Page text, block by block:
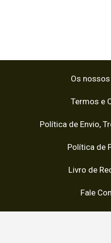
Os
Termos e
Política de Envio,
Política de
Livro de
Fale